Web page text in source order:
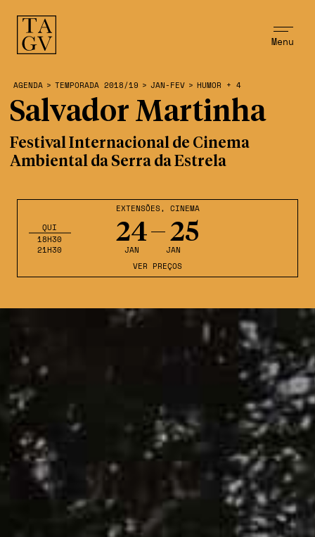
Menu
EXTENSÕES, CINEMA
24
JAN
25
JAN
QUI
18H30
21H30
VER PREÇOS
AGENDA > TEMPORADA 2018/19 > JAN-FEV > HUMOR + 4
Salvador Martinha
Festival Internacional de Cinema
Ambiental da Serra da Estrela